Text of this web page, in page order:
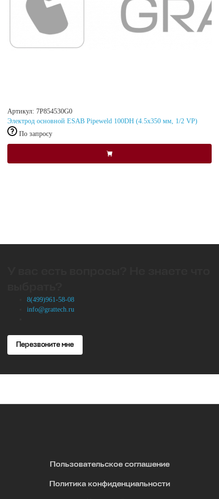
Артикул: 7P854530G0
Электрод основной ESAB Pipeweld 100DH (4.5x350 мм, 1/2 VP)
По запросу
8(499)961-58-08
info@grattech.ru
Перезвоните мне
Пользовательское соглашение
Политика конфиденциальности